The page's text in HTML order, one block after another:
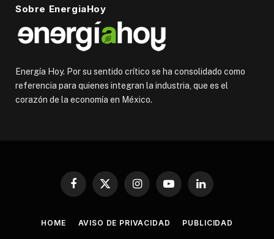
Sobre EnergiaHoy
Energía Hoy. Por su sentido crítico se ha consolidado como
referencia para quienes integran la industria, que es el
corazón de la economía en México.
Facebook
X
InstagramYouTubeLinkedIn
HOME AVISO DE PRIVACIDAD PUBLICIDAD